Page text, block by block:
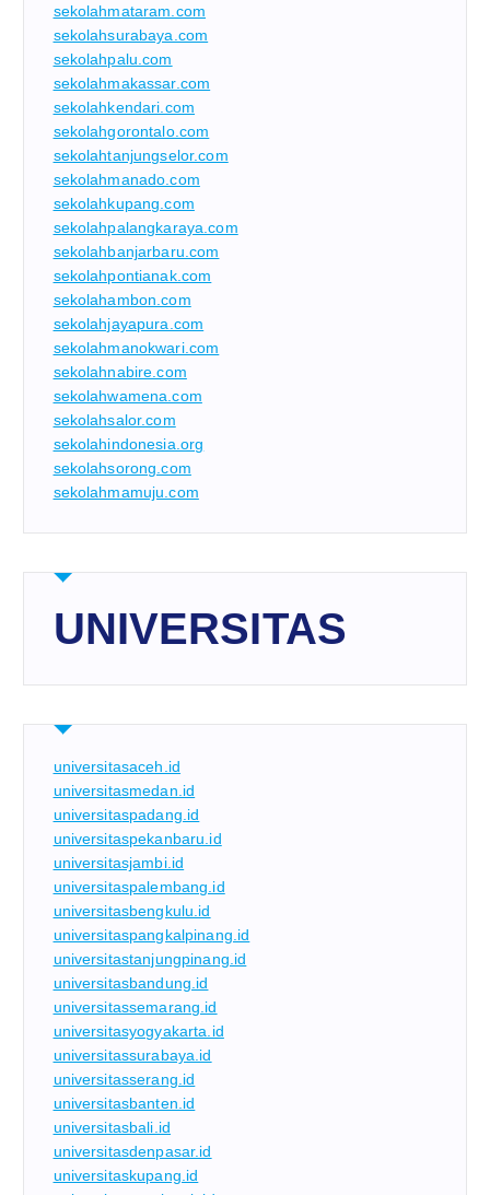
sekolahmataram.com
sekolahsurabaya.com
sekolahpalu.com
sekolahmakassar.com
sekolahkendari.com
sekolahgorontalo.com
sekolahtanjungselor.com
sekolahmanado.com
sekolahkupang.com
sekolahpalangkaraya.com
sekolahbanjarbaru.com
sekolahpontianak.com
sekolahambon.com
sekolahjayapura.com
sekolahmanokwari.com
sekolahnabire.com
sekolahwamena.com
sekolahsalor.com
sekolahindonesia.org
sekolahsorong.com
sekolahmamuju.com
UNIVERSITAS
universitasaceh.id
universitasmedan.id
universitaspadang.id
universitaspekanbaru.id
universitasjambi.id
universitaspalembang.id
universitasbengkulu.id
universitaspangkalpinang.id
universitastanjungpinang.id
universitasbandung.id
universitassemarang.id
universitasyogyakarta.id
universitassurabaya.id
universitasserang.id
universitasbanten.id
universitasbali.id
universitasdenpasar.id
universitaskupang.id